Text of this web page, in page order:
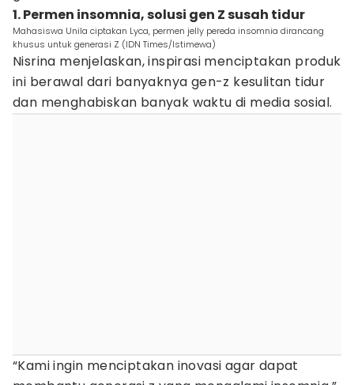
1. Permen insomnia, solusi gen Z susah tidur
Mahasiswa Unila ciptakan Lyca, permen jelly pereda insomnia dirancang
khusus untuk generasi Z (IDN Times/Istimewa)
Nisrina menjelaskan, inspirasi menciptakan produk
ini berawal dari banyaknya gen-z kesulitan tidur
dan menghabiskan banyak waktu di media sosial.
“Kami ingin menciptakan inovasi agar dapat